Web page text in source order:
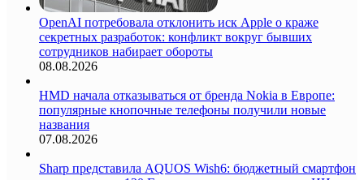
OpenAI потребовала отклонить иск Apple о краже
секретных разработок: конфликт вокруг бывших
сотрудников набирает обороты
08.08.2026
HMD начала отказываться от бренда Nokia в Европе:
популярные кнопочные телефоны получили новые
названия
07.08.2026
Sharp представила AQUOS Wish6: бюджетный смартфон